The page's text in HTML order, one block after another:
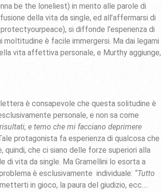
be the loneliest) in merito alle parole di
della vita da single, ed all’affermarsi di
si diffonde l’esperienza di
moltitudine è facile immergersi. Ma dai legami
vita affettiva personale, e Murthy aggiunge,
è consapevole che questa solitudine è
personale, e non sa come
e temo che mi facciano deprimere
protagonista fa esperienza di qualcosa che
quindi, che ci siano delle forze superiori alla
vita da single. Ma Gramellini lo esorta a
è esclusivamente individuale: “Tutto
in gioco, la paura del giudizio, ecc….